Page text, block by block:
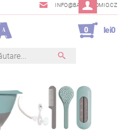
INFO@BAMBINOMIO.CZ
0 lei0